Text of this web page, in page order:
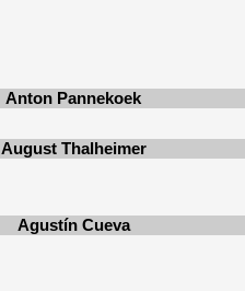
Anton Pannekoek
August Thalheimer
Agustín Cueva